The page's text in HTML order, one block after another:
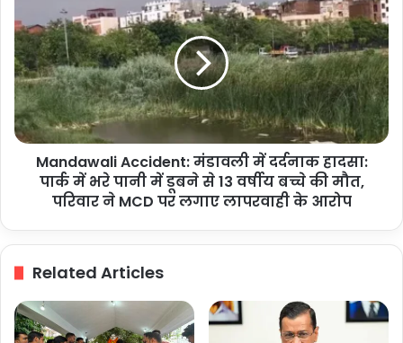
लाख
से
अधिक
प्रतिभागियों
की
भागीदारी
को
Accident:
मंडावली
में
दर्दनाक
हादसा:
पार्क
में
भरे
मौत,
परिवार
Mandawali Accident: मंडावली में दर्दनाक हादसा:
पार्क में भरे पानी में डूबने से 13 वर्षीय बच्चे की मौत,
परिवार ने MCD पर लगाए लापरवाही के आरोप
Related Articles